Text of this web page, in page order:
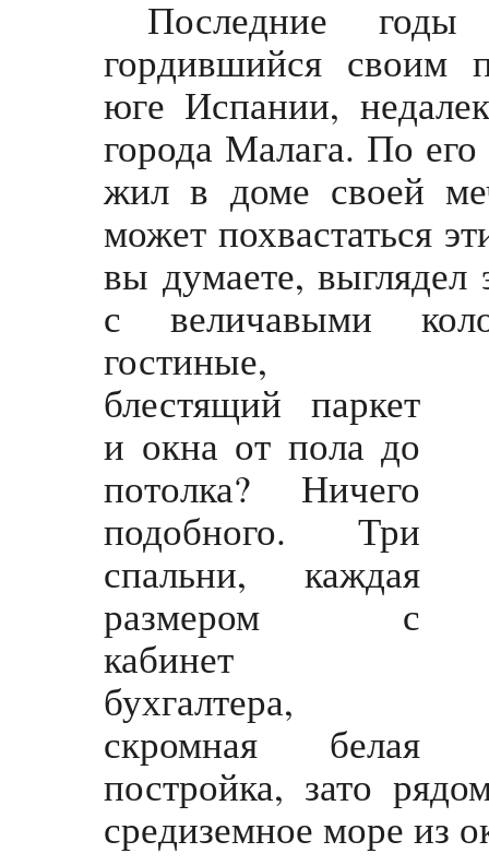
Последние
гордившийся своим
юге Испании,
города Малага. По
жил в доме своей
может похвастаться
вы думаете,
с величавыми
гостиные,
блестящий паркет
и окна от пола до
потолка? Ничего
подобного. Три
спальни, каждая
размером с
кабинет
бухгалтера,
скромная белая
постройка, зато
средиземное море из